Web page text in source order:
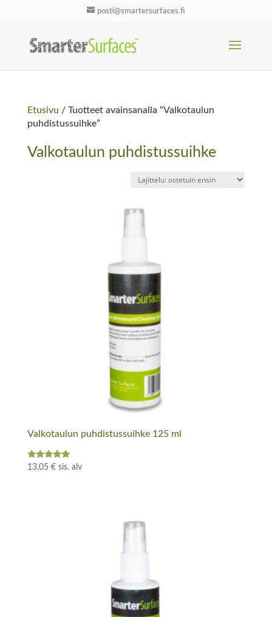
posti@smartersurfaces.fi
Etusivu / Tuotteet avainsanalla “Valkotaulun
puhdistussuihke”
Valkotaulun puhdistussuihke
Valkotaulun puhdistussuihke 125 ml
Arvostelu
13,05 € sis. alv